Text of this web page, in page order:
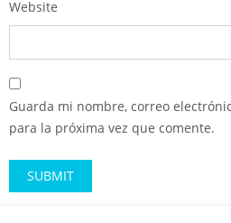
Website
Guarda mi nombre, correo
para la próxima vez que comente.